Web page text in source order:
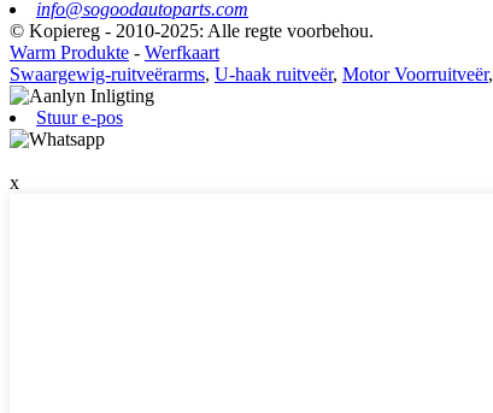
info@sogoodautoparts.com
© Kopiereg - 2010-2025: Alle regte voorbehou.
Warm Produkte - Werfkaart
Swaargewig-ruitveërarms, U-haak ruitveër, Motor Voorruitveër,
Stuur e-pos
x